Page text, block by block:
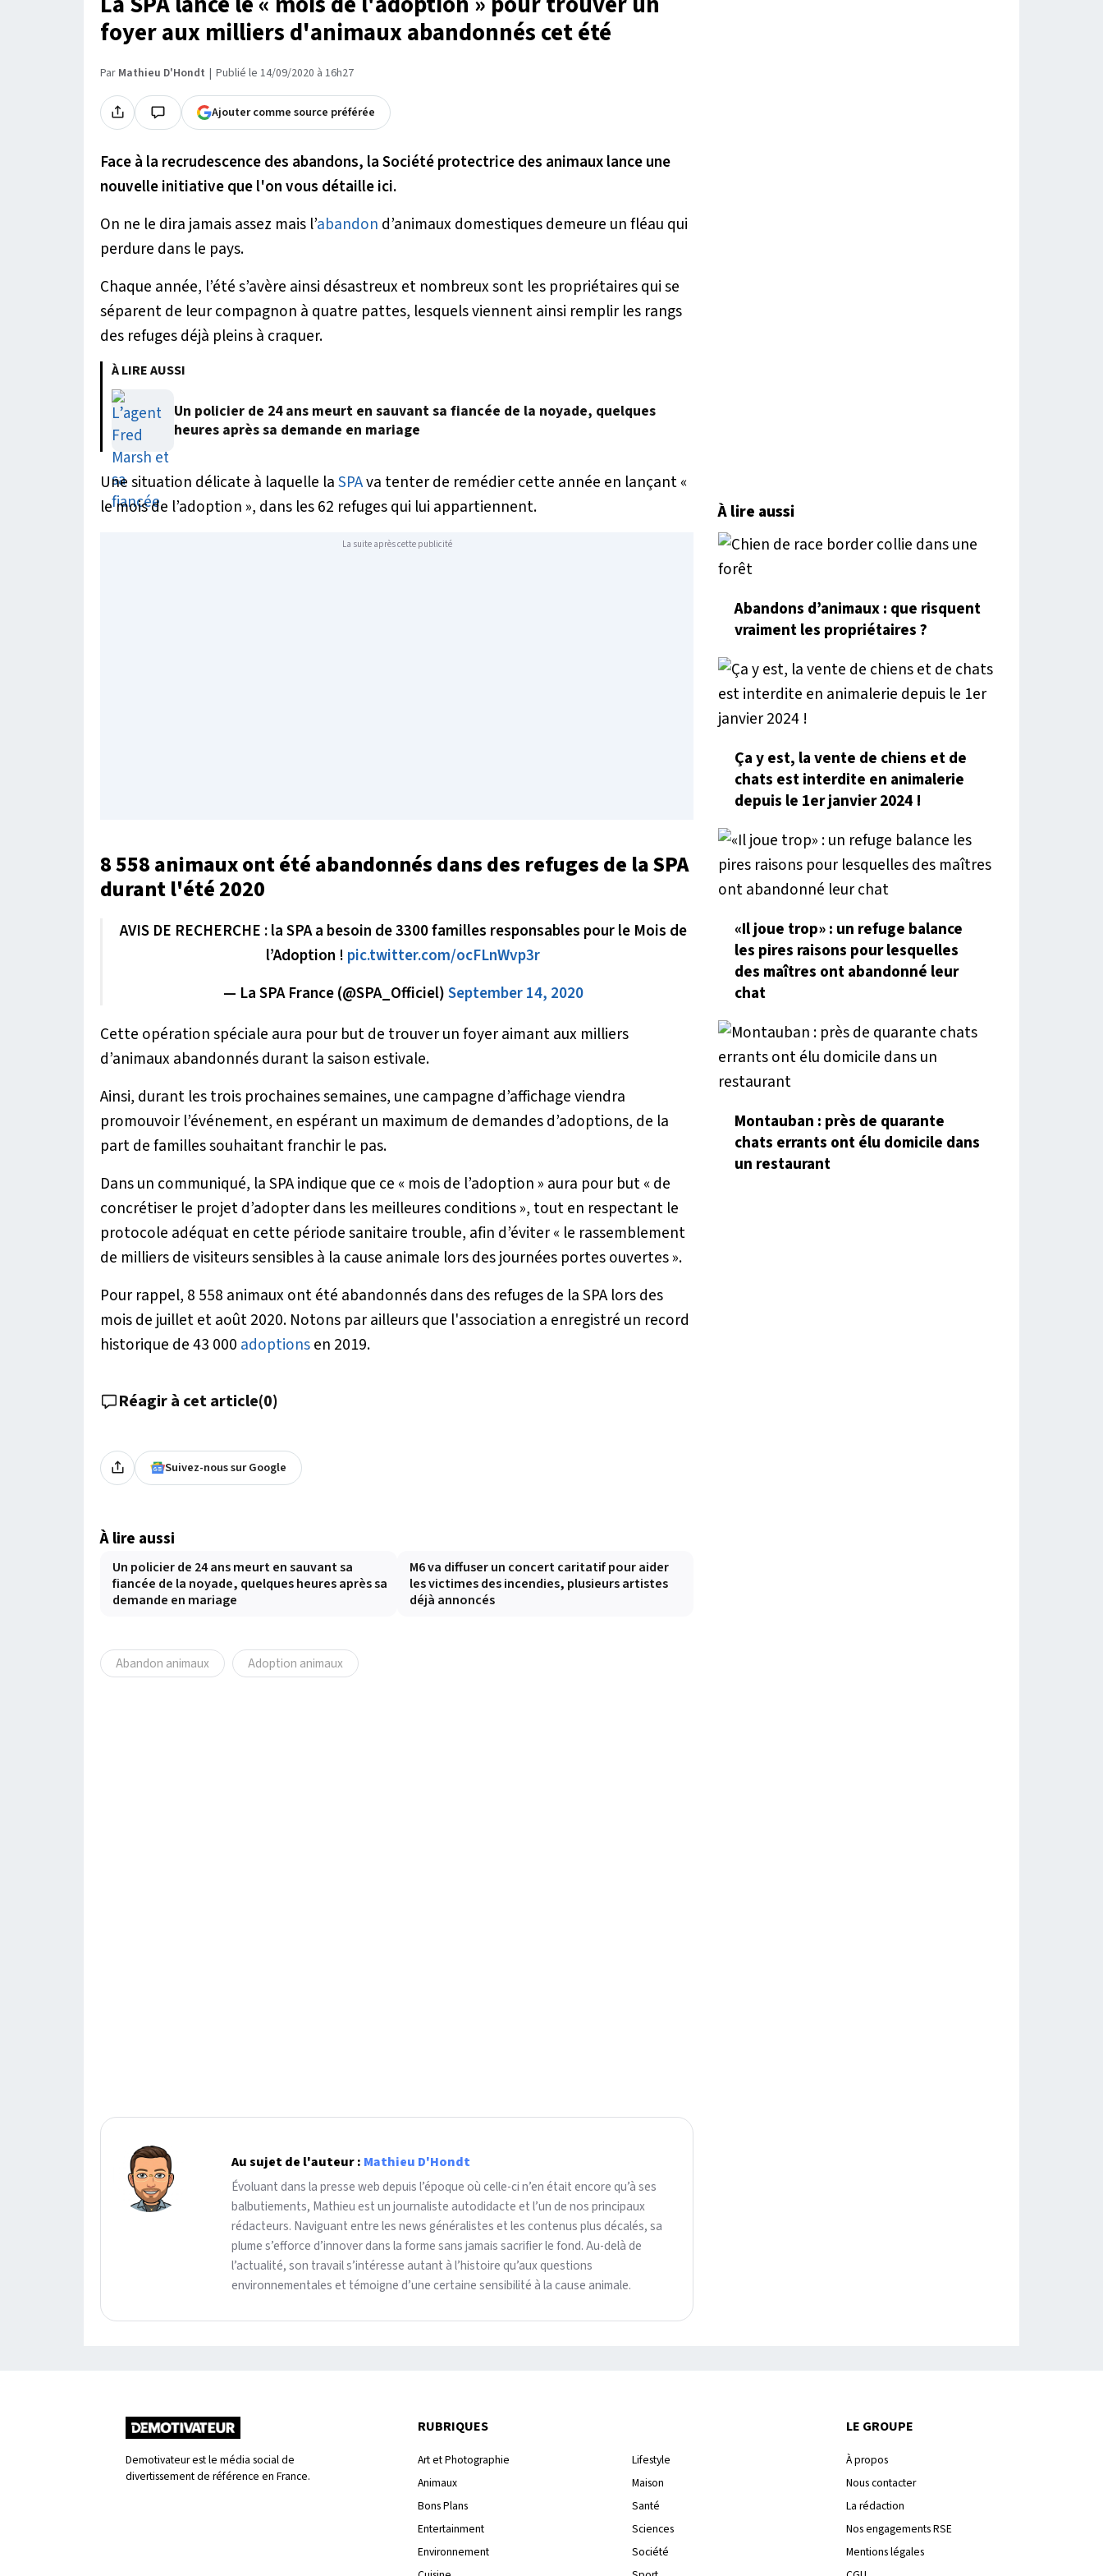
foyer aux milliers d'animaux abandonnés cet été
Par Mathieu D'Hondt Publié le 14/09/2020 à 16h27
Ajouter comme source préférée
Face à la recrudescence des abandons, la Société protectrice des animaux lance une
nouvelle initiative que l'on vous détaille ici.
On ne le dira jamais assez mais l’abandon d’animaux domestiques demeure un fléau qui
perdure dans le pays.
Chaque année, l’été s’avère ainsi désastreux et nombreux sont les propriétaires qui se
séparent de leur compagnon à quatre pattes, lesquels viennent ainsi remplir les rangs
des refuges déjà pleins à craquer.
À LIRE AUSSI
Un policier de 24 ans meurt en sauvant sa fiancée de la noyade, quelques
heures après sa demande en mariage
Une situation délicate à laquelle laSPAva tenter de remédier cette année en lançant «
le mois de l’adoption », dans les 62 refuges qui lui appartiennent.
La suite après cette publicité
8 558 animaux ont été abandonnés dans des refuges de la SPA
durant l'été 2020
AVIS DE RECHERCHE : la SPA a besoin de 3300 familles responsables pour le Mois de
l’Adoption ! pic.twitter.com/ocFLnWvp3r
— La SPA France (@SPA_Officiel)September 14, 2020
Cette opération spéciale aura pour but de trouver un foyer aimant aux milliers
d’animaux abandonnés durant la saison estivale.
Ainsi, durant les trois prochaines semaines, une campagne d’affichage viendra
promouvoir l’événement, en espérant un maximum de demandes d’adoptions, de la
part de familles souhaitant franchir le pas.
Dans un communiqué, la SPA indique que ce « mois de l’adoption » aura pour but « de
concrétiser le projet d’adopter dans les meilleures conditions», tout en respectant le
protocole adéquat en cette période sanitaire trouble, afin d’éviter « le rassemblement
de milliers de visiteurs sensibles à la cause animale lors des journées portes ouvertes».
Pour rappel, 8 558 animaux ont été abandonnés dans des refuges de la SPA lors des
mois de juillet et août 2020. Notons par ailleurs que l'association a enregistré un record
historique de 43 000 adoptionsen 2019.
Réagir à cet article(0)
Suivez-nous sur Google
À lire aussi
Un policier de 24 ans meurt en sauvant sa
fiancée de la noyade, quelques heures après sa
demande en mariage
M6 va diffuser un concert caritatif pour aider
les victimes des incendies, plusieurs artistes
déjà annoncés
Abandon animaux Adoption animaux
Au sujet de l'auteur : Mathieu D'Hondt
Évoluant dans la presse web depuis l’époque où celle-ci n’en était encore qu’à ses
balbutiements, Mathieu est un journaliste autodidacte et l’un de nos principaux
rédacteurs. Naviguant entre les news généralistes et les contenus plus décalés, sa
plume s’efforce d’innover dans la forme sans jamais sacrifier le fond. Au-delà de
l’actualité, son travail s’intéresse autant à l’histoire qu’aux questions
environnementales et témoigne d’une certaine sensibilité à la cause animale.
À lire aussi
Abandons d’animaux : que risquent
vraiment les propriétaires ?
Ça y est, la vente de chiens et de
chats est interdite en animalerie
depuis le 1er janvier 2024 !
«Il joue trop» : un refuge balance
les pires raisons pour lesquelles
des maîtres ont abandonné leur
chat
Montauban : près de quarante
chats errants ont élu domicile dans
un restaurant
Demotivateur est le média social de
divertissement de référence en France.
RUBRIQUES
Art et Photographie
Animaux
Bons Plans
Entertainment
Environnement
Lifestyle
Maison
Santé
Sciences
Société
LE GROUPE
À propos
Nous contacter
La rédaction
Nos engagements RSE
Mentions légales